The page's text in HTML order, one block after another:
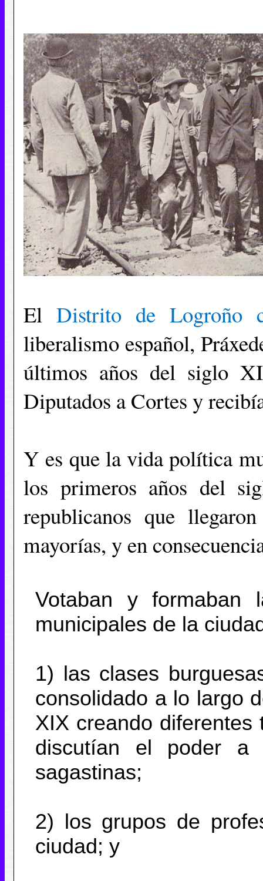
ElDistrito de Logroño
liberalismo español,
últimos años del siglo
Diputados a Cortes y
Y es que la vida política
los primeros años del
republicanos que
mayorías, y en
Votaban y formaban
municipales de la
1) las clases
consolidado a lo largo
XIX creando
discutían el poder a
sagastinas;
2) los grupos de
ciudad; y